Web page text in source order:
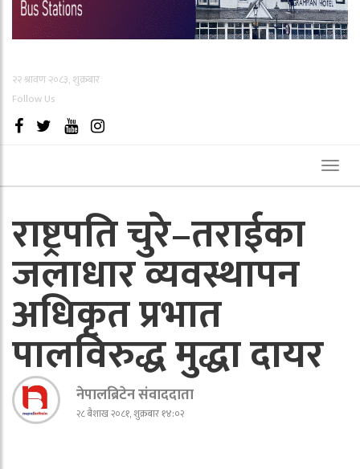
२२ श्रावण २०८३, शुक्रबार
Follow Us
राष्ट्रपति चुरे–तराईका
जलाधार व्यवस्थापन
अधिकृत प्रभात
पालविरुद्ध मुद्धा दायर
नेपालब्रिटेन संवाददाता
२८ बैशाख २०८१, शुक्रबार १४:०२